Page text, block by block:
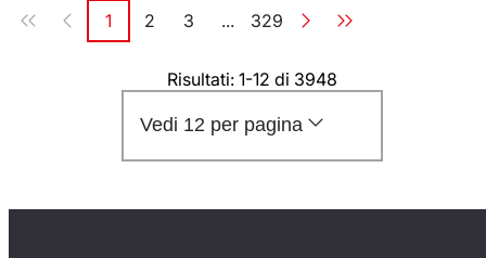
Paginazione
Pagina
1 Pagina
2 Pagina
3 ... Pagina
329
Risultati: 1-12 di 3948
Vedi 12 per pagina